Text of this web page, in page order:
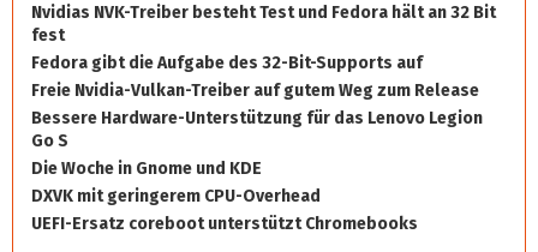
Nvidias NVK-Treiber besteht Test und Fedora hält an 32 Bit
fest
Fedora gibt die Aufgabe des 32-Bit-Supports auf
Freie Nvidia-Vulkan-Treiber auf gutem Weg zum Release
Bessere Hardware-Unterstützung für das Lenovo Legion
Go S
Die Woche in Gnome und KDE
DXVK mit geringerem CPU-Overhead
UEFI-Ersatz coreboot unterstützt Chromebooks